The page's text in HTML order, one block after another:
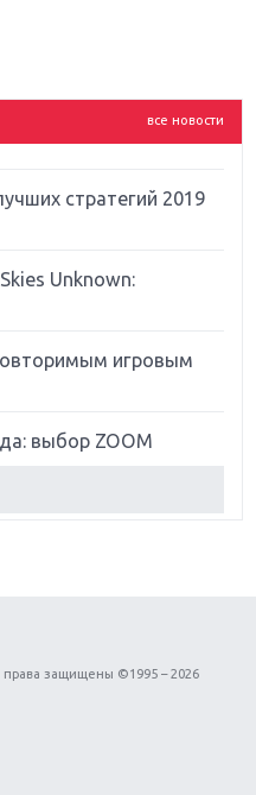
все новости
стратегий 2019
Unknown:
игровым
выбор ZOOM
вершина эволюции
Spider-Man и
права защищены ©1995 – 2026